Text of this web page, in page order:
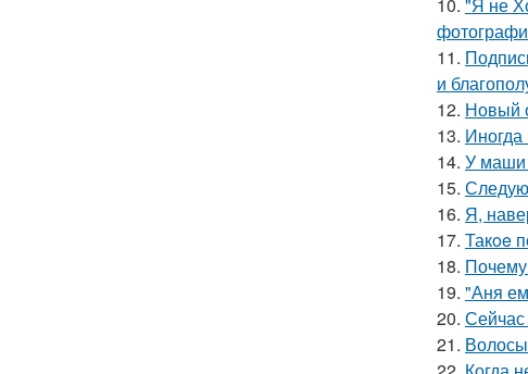
11.
и
12. Новый
13.
14. У маши
15.
16. Я,
17. Такoe
18.
19. "Аня
20. Сейчас
21. Волосы